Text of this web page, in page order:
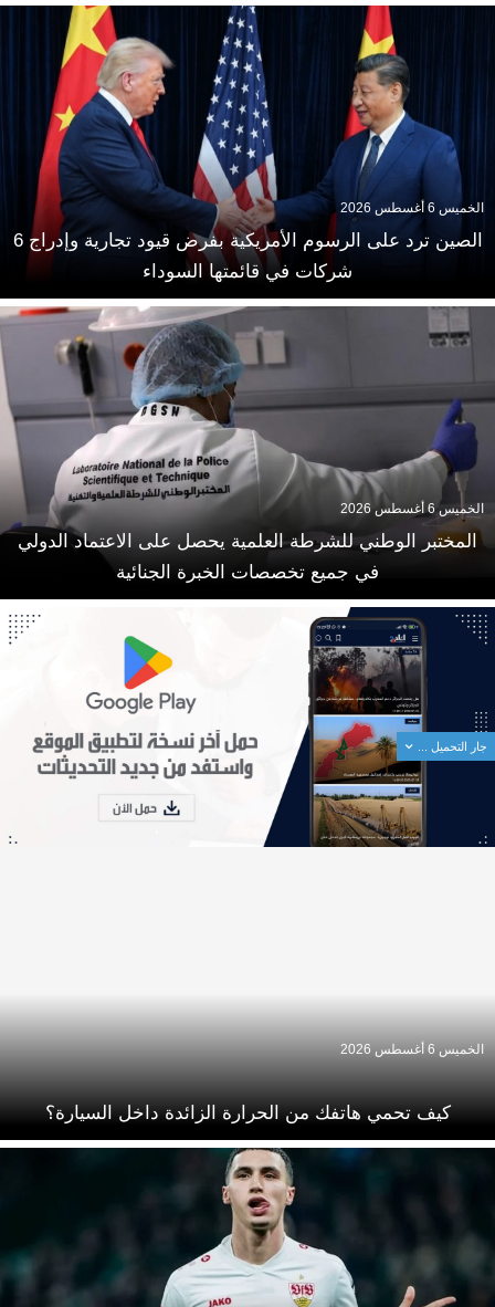
الصين ترد على الرسوم الأمريكية بفرض قيود تجارية وإدراج 6
شركات في قائمتها السوداء
الخميس 6 أغسطس 2026
المختبر الوطني للشرطة العلمية يحصل على الاعتماد الدولي
في جميع تخصصات الخبرة الجنائية
الخميس 6 أغسطس 2026
كيف تحمي هاتفك من الحرارة الزائدة داخل السيارة؟
الخميس 6 أغسطس 2026
جار التحميل ...